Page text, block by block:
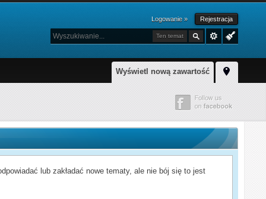
Logowanie » Rejestracja
Ten temat
Wyświetl nową zawartość
lub zakładać nowe tematy, ale nie bój się to jest